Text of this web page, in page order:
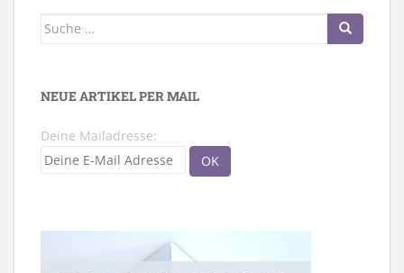
Suche
NEUE ARTIKEL PER MAIL
Deine Mailadresse: